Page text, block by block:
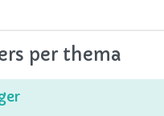
per thema